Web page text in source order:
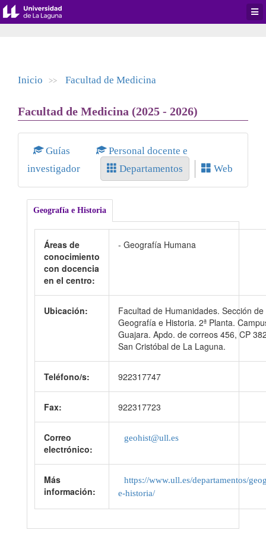
Inicio >> Facultad de Medicina
Facultad de Medicina (2025 - 2026)
Guías
Personal docente e
investigador
Departamentos Web
Geografía e Historia
Áreas de
conocimiento
con docencia
en el centro:
- Geografía Humana
Ubicación:
Facultad de Humanidades. Sección de
Geografía e Historia. 2ª Planta.
Guajara. Apdo. de correos 456, CP
San Cristóbal de La Laguna.
Teléfono/s: 922317747
Fax: 922317723
Correo
electrónico:
geohist@ull.es
Más
información:
https://www.ull.es/departamentos/
e-historia/